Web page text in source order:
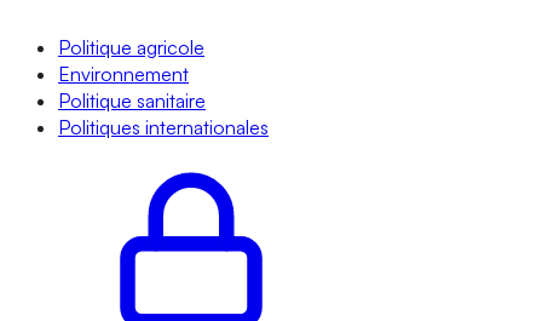
Politique agricole
Environnement
Politique sanitaire
Politiques internationales